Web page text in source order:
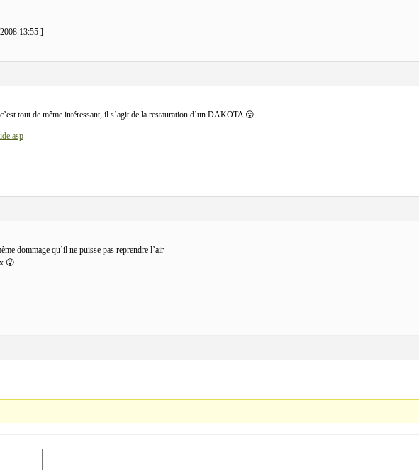
13:55 ]
tout de même intéressant, il s’agit de la restauration d’un DAKOTA 😮
dommage qu’il ne puisse pas reprendre l’air
😮